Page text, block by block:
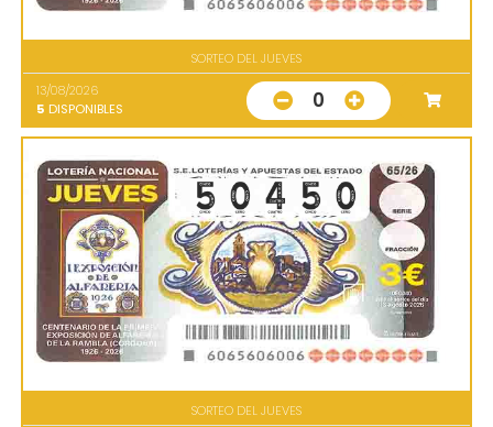
SORTEO DEL JUEVES
13/08/2026
5 DISPONIBLES 0
SORTEO DEL JUEVES